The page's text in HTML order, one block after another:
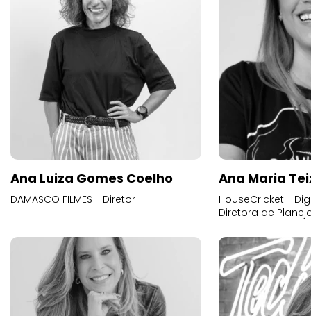
Ana Luiza Gomes Coelho
DAMASCO FILMES - Diretor
Ana Maria
HouseCricket -
Diretora de